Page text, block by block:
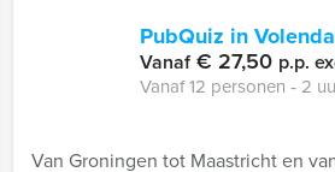
PubQuiz in
Vanaf€ 27,50 p.p.
Vanaf 12 personen ‐ 2
Van Groningen tot Maastricht en